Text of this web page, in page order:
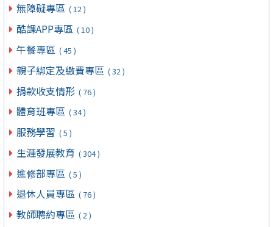
無障礙專區 ( 12 )
酷課APP專區 ( 10 )
午餐專區 ( 45 )
親子綁定及繳費專區 ( 32 )
捐款收支情形 ( 76 )
體育班專區 ( 34 )
服務學習 ( 5 )
生涯發展教育 ( 304 )
進修部專區 ( 5 )
退休人員專區 ( 76 )
教師聘約專區 ( 2 )